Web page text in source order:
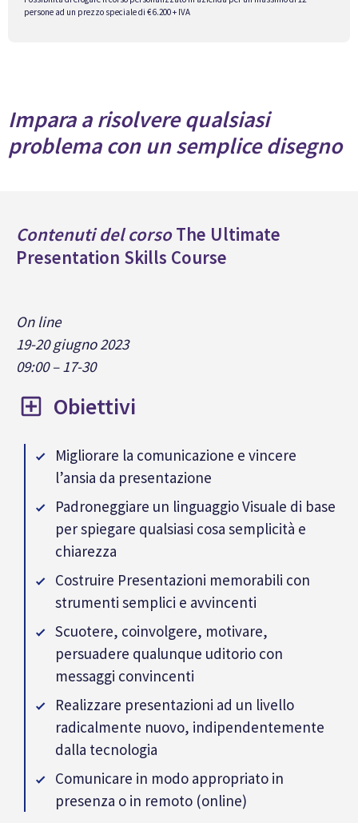
persone ad un prezzo speciale di € 6.200 + IVA
Impara a risolvere qualsiasi
problema con un semplice disegno
Contenuti del corsoThe Ultimate
Presentation Skills Course
On line
19-20 giugno 2023
09:00 – 17-30
Obiettivi
Migliorare la comunicazione e vincere
l’ansia da presentazione
Padroneggiare un linguaggio Visuale di base
per spiegare qualsiasi cosa semplicità e
chiarezza
Costruire Presentazioni memorabili con
strumenti semplici e avvincenti
Scuotere, coinvolgere, motivare,
persuadere qualunque uditorio con
messaggi convincenti
Realizzare presentazioni ad un livello
radicalmente nuovo, indipendentemente
dalla tecnologia
Comunicare in modo appropriato in
presenza o in remoto (online)